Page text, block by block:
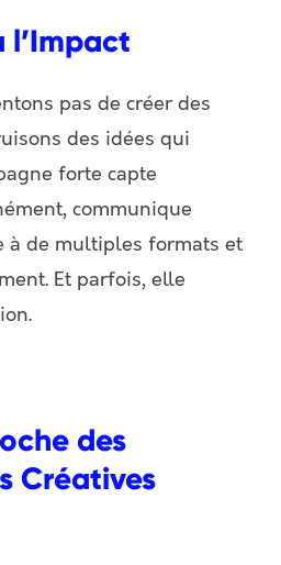
l’Impact
pas de créer des
des idées qui
forte capte
communique
à de multiples formats et
Et parfois, elle
des
Créatives